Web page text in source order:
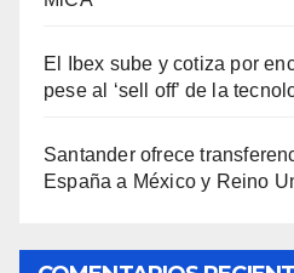
El Ibex sube y cotiza por
pese al ‘sell off’ de la
Santander ofrece
España a México y Reino